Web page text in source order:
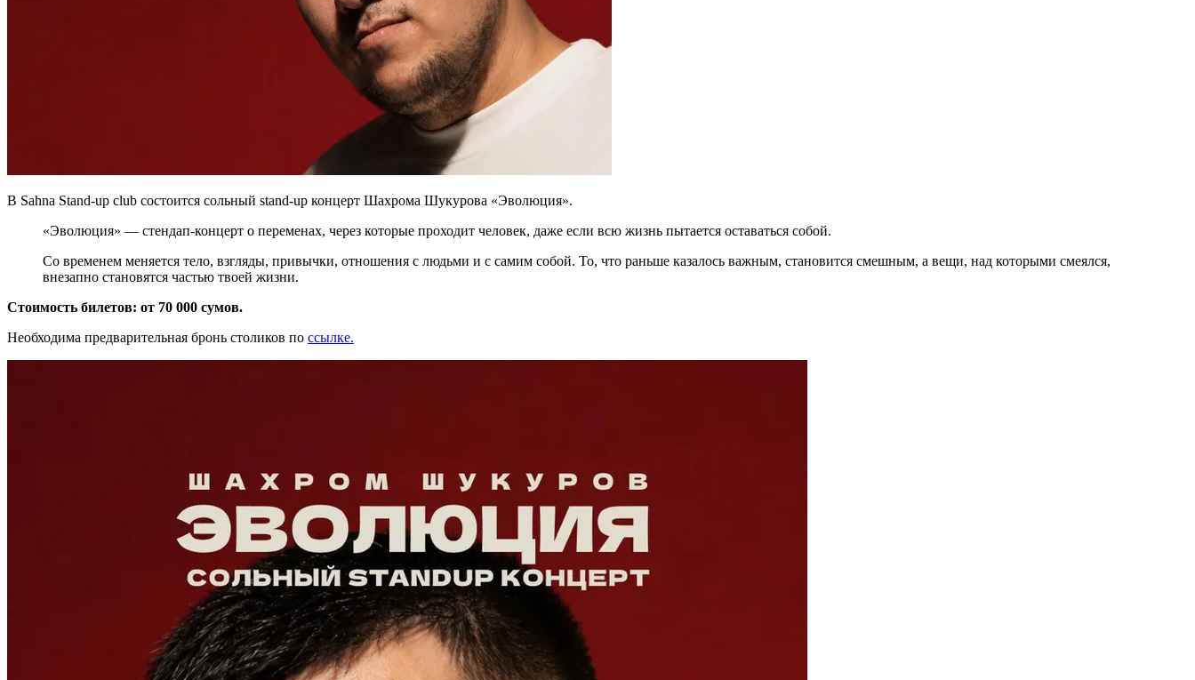
В Sahna Stand-up club состоится сольный stand-up концерт Шахрома Шукурова «Эволюция».
«Эволюция» — стендап-концерт о переменах, через которые проходит человек, даже если всю жизнь пытается оставаться собой.
Со временем меняется тело, взгляды, привычки, отношения с людьми и с самим собой. То, что раньше казалось важным, становится смешным, а вещи, над которыми смеялся,
внезапно становятся частью твоей жизни.
Стоимость билетов: от 70 000 сумов.
Необходима предварительная бронь столиков по ссылке.